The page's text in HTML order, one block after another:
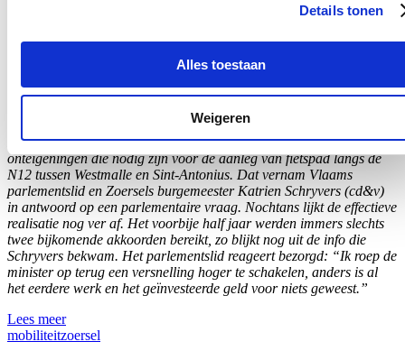
Details tonen
Alles toestaan
Weigeren
Al meer dan 6 miljoen euro uitgegeven voor
onteigeningen, maar nog mijlenver weg van
In totaal werd al meer dan 6,1 miljoen euro uitgegeven voor
onteigeningen die nodig zijn voor de aanleg van fietspad langs de
N12 tussen Westmalle en Sint-Antonius. Dat vernam Vlaams
parlementslid en Zoersels burgemeester Katrien Schryvers (cd&v)
in antwoord op een parlementaire vraag. Nochtans lijkt de effectieve
realisatie nog ver af. Het voorbije half jaar werden immers slechts
twee bijkomende akkoorden bereikt, zo blijkt nog uit de info die
Schryvers bekwam. Het parlementslid reageert bezorgd: “Ik roep de
minister op terug een versnelling hoger te schakelen, anders is al
het eerdere werk en het geïnvesteerde geld voor niets geweest.”
Lees meer
mobiliteitzoersel